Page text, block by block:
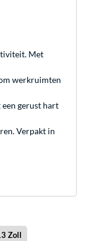
Met
werkruimten
gerust hart
Verpakt in
Zoll